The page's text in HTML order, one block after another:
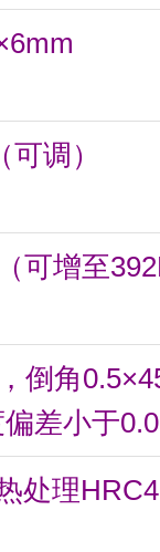
调）
可增至
倒角
差小于
处理